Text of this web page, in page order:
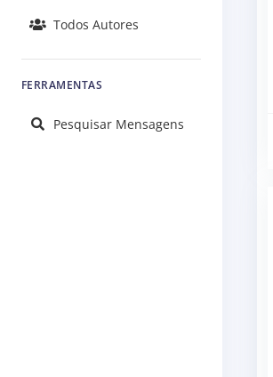
Todos Autores
FERRAMENTAS
Pesquisar Mensagens